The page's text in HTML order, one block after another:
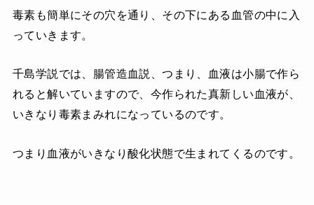
毒素も簡単にその穴を通り、その下にある血管の中に入
っていきます。
千島学説では、腸管造血説、つまり、血液は小腸で作ら
れると解いていますので、今作られた真新しい血液が、
いきなり毒素まみれになっているのです。
つまり血液がいきなり酸化状態で生まれてくるのです。